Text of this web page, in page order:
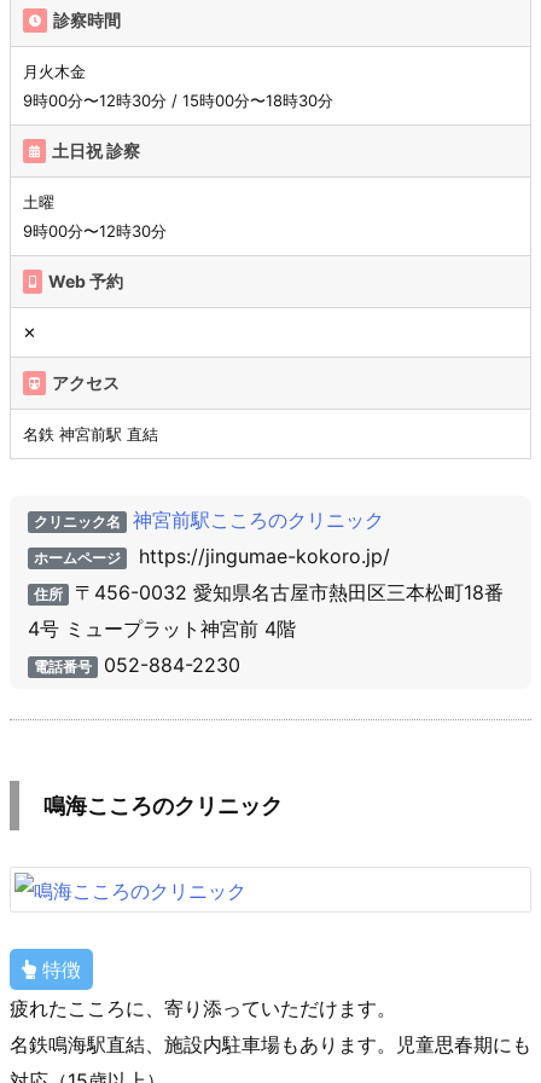
診察時間
月火木金
9時00分〜12時30分 / 15時00分〜18時30分
土日祝 診察
土曜
9時00分〜12時30分
Web 予約
✕
アクセス
名鉄 神宮前駅 直結
クリニック名 神宮前駅こころのクリニック
ホームページ https://jingumae-kokoro.jp/
住所 〒456-0032 愛知県名古屋市熱田区三本松町18番
4号 ミュープラット神宮前 4階
電話番号 052-884-2230
鳴海こころのクリニック
特徴
疲れたこころに、寄り添っていただけます。
名鉄鳴海駅直結、施設内駐車場もあります。児童思春期にも